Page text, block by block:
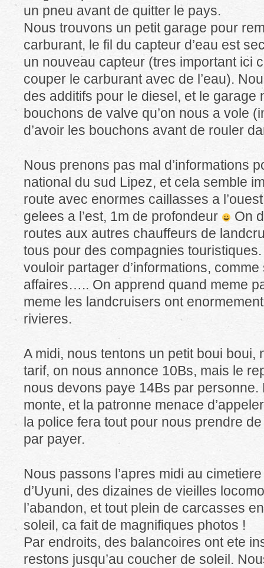
un pneu avant de quitter le pays.
Nous trouvons un petit garage pour
carburant, le fil du capteur d’eau est
un nouveau capteur (tres important ici
couper le carburant avec de l’eau).
des additifs pour le diesel, et le garage
bouchons de valve qu’on nous a vole
d’avoir les bouchons avant de rouler
Nous prenons pas mal d’informations
national du sud Lipez, et cela semble
route avec enormes caillasses a
gelees a l’est, 1m de profondeur
On
routes aux autres chauffeurs de
tous pour des compagnies
vouloir partager d’informations,
affaires….. On apprend quand meme
meme les landcruisers ont
rivieres.
A midi, nous tentons un petit boui boui,
tarif, on nous annonce 10Bs, mais le
nous devons paye 14Bs par personne.
monte, et la patronne menace
la police fera tout pour nous prendre de
par payer.
Nous passons l’apres midi au
d’Uyuni, des dizaines de vieilles
l’abandon, et tout plein de carcasses
soleil, ca fait de magnifiques photos !
Par endroits, des balancoires ont ete
restons jusqu’au coucher de soleil.